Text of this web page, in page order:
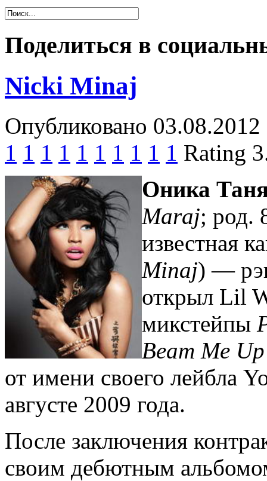
Поделиться в
Nicki Minaj
Опубликовано
1 1 1 1 1 1 1 1 1 1 Rating
Оника
Maraj; род.
известная
Minaj) —
открыл Lil
микстейпы
Beam Me
от имени своего лейбла
августе 2009 года.
После заключения
своим дебютным